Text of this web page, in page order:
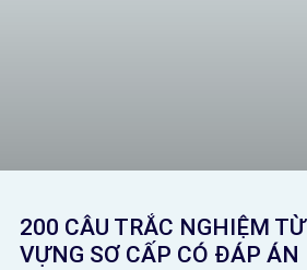
200 CÂU TRẮC NGHIỆM TỪ
VỰNG SƠ CẤP CÓ ĐÁP ÁN